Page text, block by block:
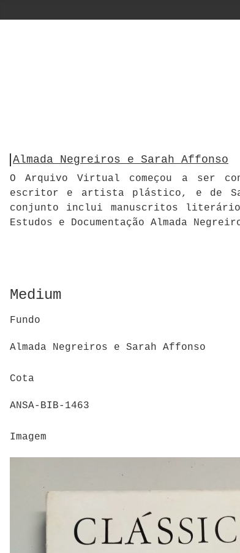
Almada Negreiros e Sarah Affonso
O Arquivo Virtual começou a ser
escritor e artista plástico, e de
conjunto inclui manuscritos
Estudos e Documentação Almada
Medium
Fundo
Almada Negreiros e Sarah Affonso
Cota
ANSA-BIB-1463
Imagem